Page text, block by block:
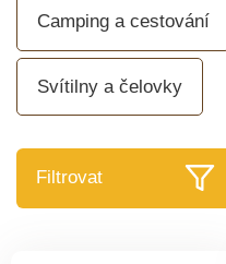
Camping a cestování
Svítilny a čelovky
Filtrovat